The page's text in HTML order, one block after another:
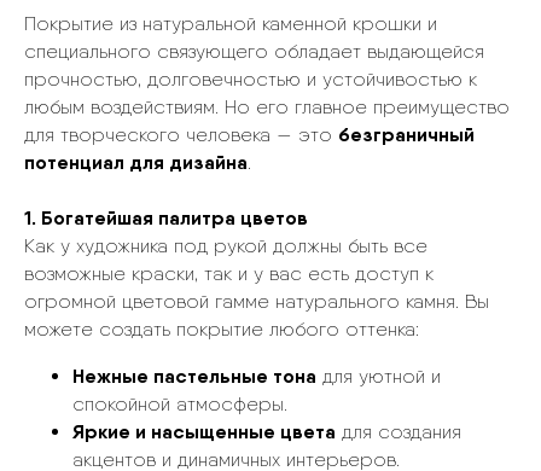
Покрытие из натуральной каменной крошки и
специального связующего обладает выдающейся
прочностью, долговечностью и устойчивостью к
любым воздействиям. Но его главное преимущество
для творческого человека — это безграничный
потенциал для дизайна.
1. Богатейшая палитра цветов
Как у художника под рукой должны быть все
возможные краски, так и у вас есть доступ к
огромной цветовой гамме натурального камня. Вы
можете создать покрытие любого оттенка:
Нежные пастельные тона для уютной и
спокойной атмосферы.
Яркие и насыщенные цвета для создания
акцентов и динамичных интерьеров.